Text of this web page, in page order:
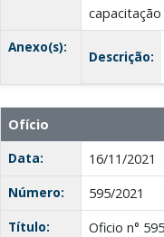
Anexo(s):
Descrição:
Ofício
Data:
16/11/2021
Número:
595/2021
Título:
Oficio n°